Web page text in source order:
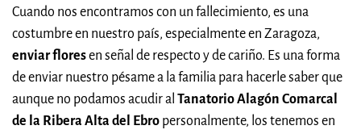
Cuando nos encontramos con un fallecimiento, es una
costumbre en nuestro país, especialmente en Zaragoza,
enviar floresen señal de respecto y de cariño. Es una forma
de enviar nuestro pésame a la familia para hacerle saber que
aunque no podamos acudir al Tanatorio Alagón Comarcal
de la Ribera Alta del Ebro personalmente, los tenemos en